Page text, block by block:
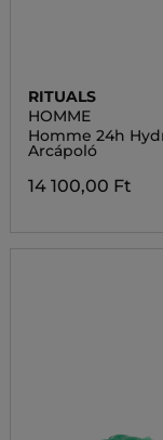
RITUALS
HOMME
Homme 24h
Arcápoló
14 100,00 Ft